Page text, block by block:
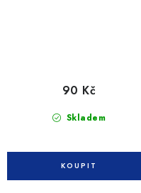
Skladem
90 Kč